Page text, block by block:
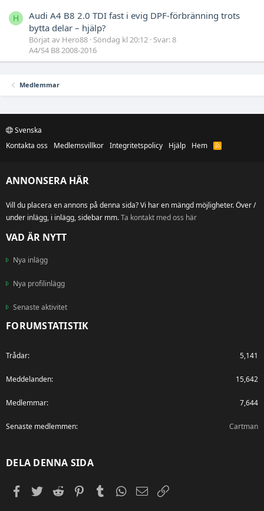
H
Audi A4 B8 2.0 TDI fast i evig DPF-förbränning trots
bytta delar – hjälp?
Börjat av Hero88 Söndag kl 20:12 Svar: 8
A4/S4 B8 2008-2016
Medlemmar
Svenska
Kontakta oss
Medlemsvillkor Integritetspolicy Hjälp Hem
R
ANNONSERA HÄR
Vill du placera en annons på denna sida? Vi har en mängd möjligheter. Över /
under inlägg, i inlägg, sidebar mm.Ta kontakt med oss här
VAD ÄR NYTT
Nya inlägg
Nya profilinlägg
Senaste aktivitet
FORUMSTATISTIK
Trådar 5,141
Meddelanden 15,642
Medlemmar 7,644
Senaste medlemmen Cartman
DELA DENNA SIDA
Facebook
TwitterReddit PinterestTumblrWhatsApp
E-postLänk